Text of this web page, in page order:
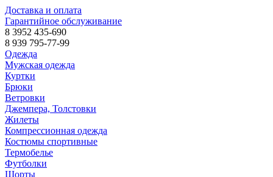
Доставка и оплата
Гарантийное обслуживание
8 3952 435-690
8 939 795-77-99
Одежда
Мужская одежда
Куртки
Брюки
Ветровки
Джемпера, Толстовки
Жилеты
Компрессионная одежда
Костюмы спортивные
Термобелье
Футболки
Шорты